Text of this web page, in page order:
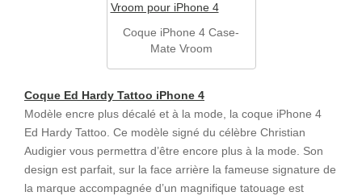
Coque iPhone 4 Case-
Mate Vroom
Coque Ed Hardy Tattoo iPhone 4
Modèle encre plus décalé et à la mode, la coque iPhone 4
Ed Hardy Tattoo. Ce modèle signé du célèbre Christian
Audigier vous permettra d’être encore plus à la mode. Son
design est parfait, sur la face arrière la fameuse signature de
la marque accompagnée d’un magnifique tatouage est